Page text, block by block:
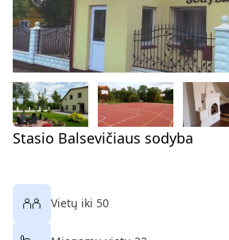
Stasio Balsevičiaus sodyba
Vietų iki 50